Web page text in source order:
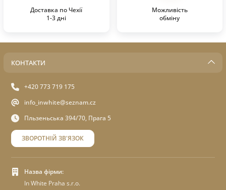
Доставка по Чехії
1-3 дні
Можливість
обміну
КОНТАКТИ
+420 773 719 175
info_inwhite@seznam.cz
Пльзеньська 394/70, Прага 5
ЗВОРОТНІЙ ЗВ'ЯЗОК
Назва фірми:
In White Praha s.r.o.